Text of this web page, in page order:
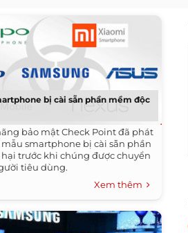
bị cài sẵn phần mềm độc
bảo mật Check Point đã phát
mẫu smartphone bị cài sẵn phần
trước khi chúng được chuyển
tiêu dùng.
Xem thêm